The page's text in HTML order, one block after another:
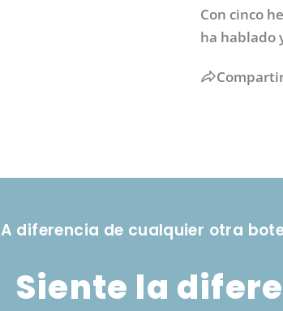
Con cinco
ha hablado
A diferencia de cualquier otra
Siente la